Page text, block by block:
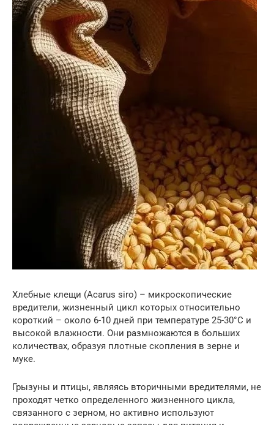
Хлебные клещи (Acarus siro) – микроскопические
вредители, жизненный цикл которых относительно
короткий – около 6-10 дней при температуре 25-30°C и
высокой влажности. Они размножаются в больших
количествах, образуя плотные скопления в зерне и
муке.
Грызуны и птицы, являясь вторичными вредителями, не
проходят четко определенного жизненного цикла,
связанного с зерном, но активно используют